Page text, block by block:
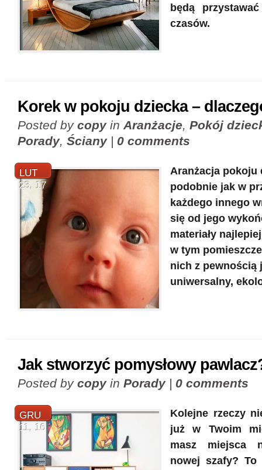
będą
czasów.
Korek w pokoju dziecka –
Posted by copyin Aranżacje, Pokój
Porady, Ściany| 0 comments
LUT
23, 17
Aranżacja pokoju
podobnie jak w
każdego innego
się od jego
materiały
w tym
nich z pewnością
uniwersalny,
Jak stworzyć pomysłowy
Posted by copyin Porady| 0 comments
GRU
11, 16
Kolejne rzeczy
już w Twoim
masz miejsca
nowej szafy?